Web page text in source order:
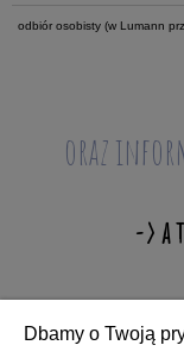
odbiór osobisty (w Lumann
oraz
Dbamy o Twoją